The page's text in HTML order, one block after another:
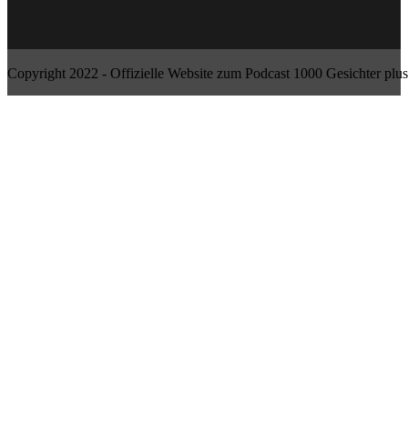
Copyright 2022 - Offizielle Website zum Podcast 1000 Gesichter